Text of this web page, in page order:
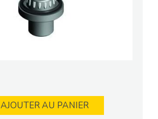
AJOUTER AU PANIER